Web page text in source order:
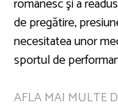
românesc şi a
de pregătire,
necesitatea unor
sportul de
AFLA MAI MULTE